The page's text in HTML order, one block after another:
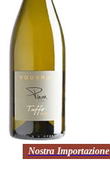
Al momento non disponibile
Nostra Importazione